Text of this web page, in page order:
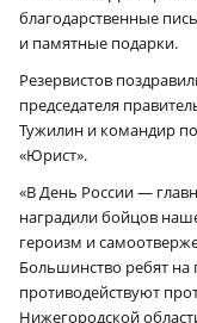
благодарственные
и памятные подарки.
Резервистов
председателя
Тужилин и командир
«Юрист».
«В День России —
наградили бойцов
героизм и
Большинство ребят на
противодействуют
Нижегородской